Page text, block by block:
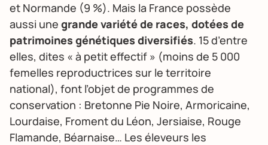
et Normande (9 %). Mais la France possède
aussi une grande variété de races, dotées de
patrimoines génétiques diversifiés. 15 d’entre
elles, dites « à petit effectif » (moins de 5 000
femelles reproductrices sur le territoire
national), font l’objet de programmes de
conservation : Bretonne Pie Noire, Armoricaine,
Lourdaise, Froment du Léon, Jersiaise, Rouge
Flamande, Béarnaise… Les éleveurs les